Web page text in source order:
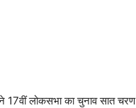
17वीं लोकसभा का चुनाव सात